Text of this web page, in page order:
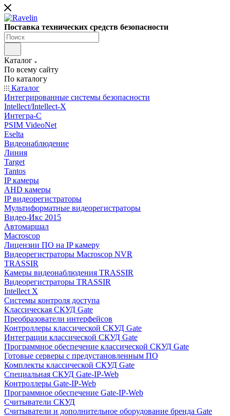
Поставка технических средств безопасности
Каталог
По всему сайту
По каталогу
Каталог
Интегрированные системы безопасности
Intellect/Intellect-X
Интегра-С
PSIM VideoNet
Eselta
Видеонаблюдение
Линия
Target
Tantos
IP камеры
AHD камеры
IP видеорегистраторы
Мультиформатные видеорегистраторы
Видео-Икс 2015
Автомаршал
Macroscop
Лицензии ПО на IP камеру
Видеорегистраторы Macroscop NVR
TRASSIR
Камеры видеонаблюдения TRASSIR
Видеорегистраторы TRASSIR
Intellect X
Системы контроля доступа
Классическая СКУД Gate
Преобразователи интерфейсов
Контроллеры классической СКУД Gate
Интеграции классической СКУД Gate
Программное обеспечение классической СКУД Gate
Готовые серверы с предустановленным ПО
Комплекты классической СКУД Gate
Специальная СКУД Gate-IP-Web
Контроллеры Gate-IP-Web
Программное обеспечение Gate-IP-Web
Считыватели СКУД
Считыватели и дополнительное оборудование бренда Gate